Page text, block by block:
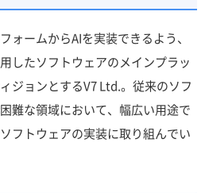
ォームからAIを実装できるよう、
したソフトウェアのメインプラッ
ジョンとするV7 Ltd.。従来のソフ
難な領域において、幅広い用途で
フトウェアの実装に取り組んでい